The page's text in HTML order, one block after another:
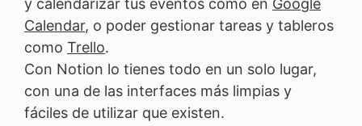
y calendarizar tus eventos como en Google
Calendar, o poder gestionar tareas y tableros
como Trello.
Con Notion lo tienes todo en un solo lugar,
con una de las interfaces más limpias y
fáciles de utilizar que existen.